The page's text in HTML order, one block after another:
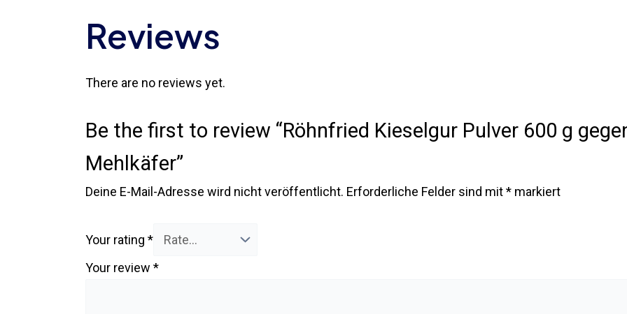
Reviews
There are no reviews yet.
Be the first to review “Röhnfried Kieselgur Pulver 600 g
Mehlkäfer”
Deine E-Mail-Adresse wird nicht veröffentlicht. Erforderliche Felder sind mit* markiert
Your rating *
Your review *